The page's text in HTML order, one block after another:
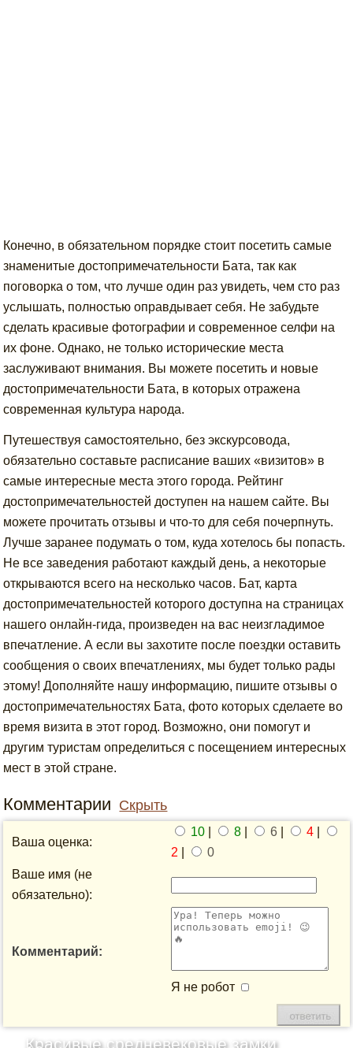
Конечно, в обязательном порядке стоит посетить самые
знаменитые достопримечательности Бата, так как
поговорка о том, что лучше один раз увидеть, чем сто раз
услышать, полностью оправдывает себя. Не забудьте
сделать красивые фотографии и современное селфи на
их фоне. Однако, не только исторические места
заслуживают внимания. Вы можете посетить и новые
достопримечательности Бата, в которых отражена
современная культура народа.
Путешествуя самостоятельно, без экскурсовода,
обязательно составьте расписание ваших «визитов» в
самые интересные места этого города. Рейтинг
достопримечательностей доступен на нашем сайте. Вы
можете прочитать отзывы и что-то для себя почерпнуть.
Лучше заранее подумать о том, куда хотелось бы попасть.
Не все заведения работают каждый день, а некоторые
открываются всего на несколько часов. Бат, карта
достопримечательностей которого доступна на страницах
нашего онлайн-гида, произведен на вас неизгладимое
впечатление. А если вы захотите после поездки оставить
сообщения о своих впечатлениях, мы будет только рады
этому! Дополняйте нашу информацию, пишите отзывы о
достопримечательностях Бата, фото которых сделаете во
время визита в этот город. Возможно, они помогут и
другим туристам определиться с посещением интересных
мест в этой стране.
Комментарии Скрыть
Ваша оценка:
10 8 6 4
2
0
Ваше имя (не
обязательно):
Комментарий:
Я не робот
Красивые средневековые замки